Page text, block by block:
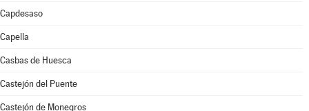
Capdesaso
Capella
Casbas de Huesca
Castejón del Puente
Castejón de Monegros